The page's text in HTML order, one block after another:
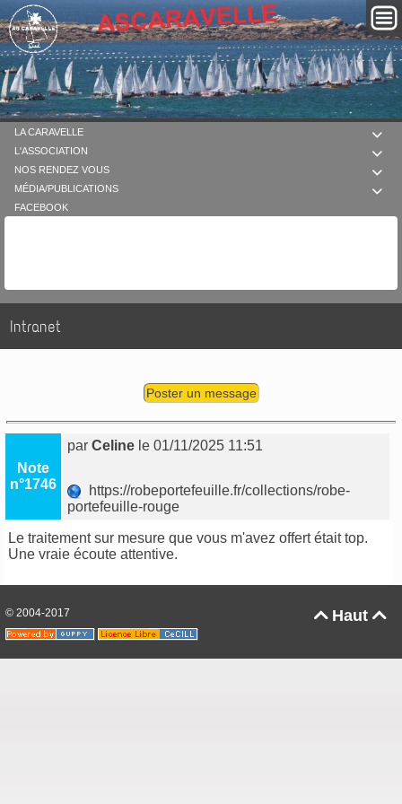

LA CARAVELLE

L'ASSOCIATION

NOS RENDEZ VOUS

MÉDIA/PUBLICATIONS
FACEBOOK
Intranet
Poster un message
Note
n°1746
parCeline le 01/11/2025 11:51
https://robeportefeuille.fr/collections/robe-
portefeuille-rouge
Le traitement sur mesure que vous m'avez offert était top.
Une vraie écoute attentive.
Haut 
© 2004-2017